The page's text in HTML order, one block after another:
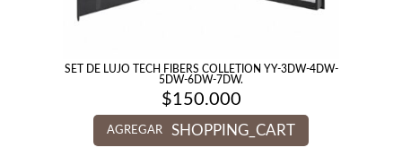
SET DE LUJO TECH FIBERS COLLETION YY-3DW-4DW-
5DW-6DW-7DW.
$150.000
AGREGAR SHOPPING_CART